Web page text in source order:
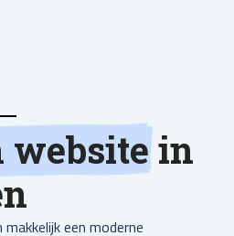
website in
een moderne